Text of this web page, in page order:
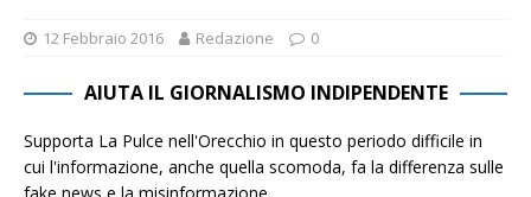
12 Febbraio 2016 Redazione 0
AIUTA IL GIORNALISMO INDIPENDENTE
Supporta La Pulce nell'Orecchio in questo periodo difficile in
cui l'informazione, anche quella scomoda, fa la differenza sulle